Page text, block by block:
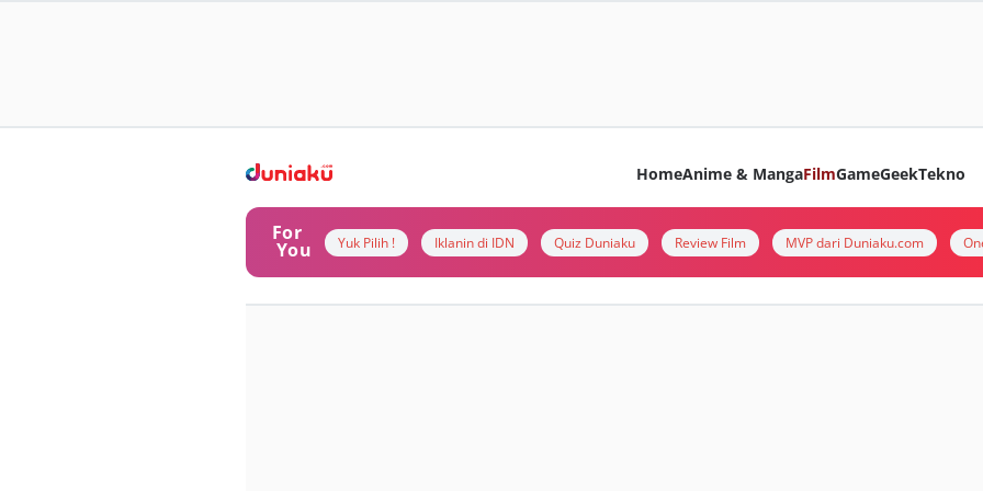
HomeAnime & MangaFilmGameGeekTekno
For
You Yuk Pilih ! Iklanin di IDN Quiz Duniaku Review Film MVP dari Duniaku.com